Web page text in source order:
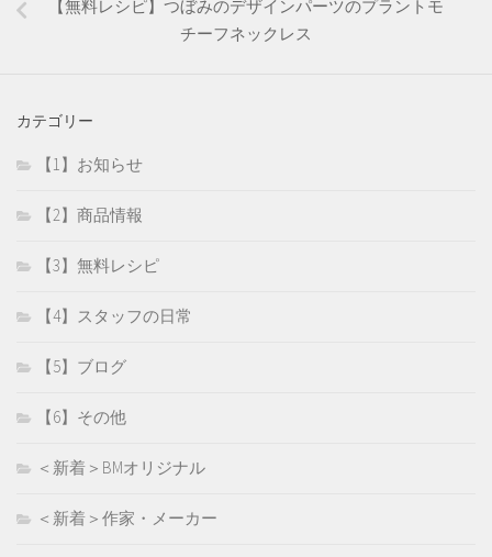
【無料レシピ】つぼみのデザインパーツのプラントモ
チーフネックレス
カテゴリー
【1】お知らせ
【2】商品情報
【3】無料レシピ
【4】スタッフの日常
【5】ブログ
【6】その他
＜新着＞BMオリジナル
＜新着＞作家・メーカー